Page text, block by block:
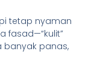
tetap nyaman
fasad—“kulit”
panas,